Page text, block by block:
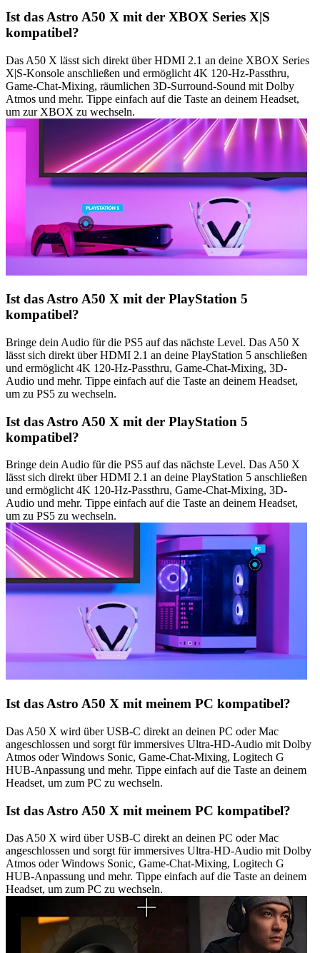
Ist das Astro A50 X mit der XBOX Series X|S
kompatibel?
Das A50 X lässt sich direkt über HDMI 2.1 an deine XBOX Series
X|S-Konsole anschließen und ermöglicht 4K 120-Hz-Passthru,
Game-Chat-Mixing, räumlichen 3D-Surround-Sound mit Dolby
Atmos und mehr. Tippe einfach auf die Taste an deinem Headset,
um zur XBOX zu wechseln.
Ist das Astro A50 X mit der PlayStation 5
kompatibel?
Bringe dein Audio für die PS5 auf das nächste Level. Das A50 X
lässt sich direkt über HDMI 2.1 an deine PlayStation 5 anschließen
und ermöglicht 4K 120-Hz-Passthru, Game-Chat-Mixing, 3D-
Audio und mehr. Tippe einfach auf die Taste an deinem Headset,
um zu PS5 zu wechseln.
Ist das Astro A50 X mit der PlayStation 5
kompatibel?
Bringe dein Audio für die PS5 auf das nächste Level. Das A50 X
lässt sich direkt über HDMI 2.1 an deine PlayStation 5 anschließen
und ermöglicht 4K 120-Hz-Passthru, Game-Chat-Mixing, 3D-
Audio und mehr. Tippe einfach auf die Taste an deinem Headset,
um zu PS5 zu wechseln.
Ist das Astro A50 X mit meinem PC kompatibel?
Das A50 X wird über USB-C direkt an deinen PC oder Mac
angeschlossen und sorgt für immersives Ultra-HD-Audio mit Dolby
Atmos oder Windows Sonic, Game-Chat-Mixing, Logitech G
HUB-Anpassung und mehr. Tippe einfach auf die Taste an deinem
Headset, um zum PC zu wechseln.
Ist das Astro A50 X mit meinem PC kompatibel?
Das A50 X wird über USB-C direkt an deinen PC oder Mac
angeschlossen und sorgt für immersives Ultra-HD-Audio mit Dolby
Atmos oder Windows Sonic, Game-Chat-Mixing, Logitech G
HUB-Anpassung und mehr. Tippe einfach auf die Taste an deinem
Headset, um zum PC zu wechseln.